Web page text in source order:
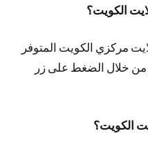
الكويت؟
مركزي الكويت المتوفر
من خلال الضغط على زر
الكويت؟